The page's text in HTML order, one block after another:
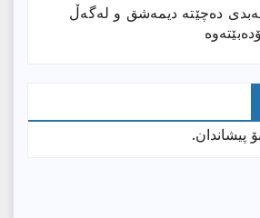
دەچێتە دیمەشق و لەگەڵ
پیشاندان.